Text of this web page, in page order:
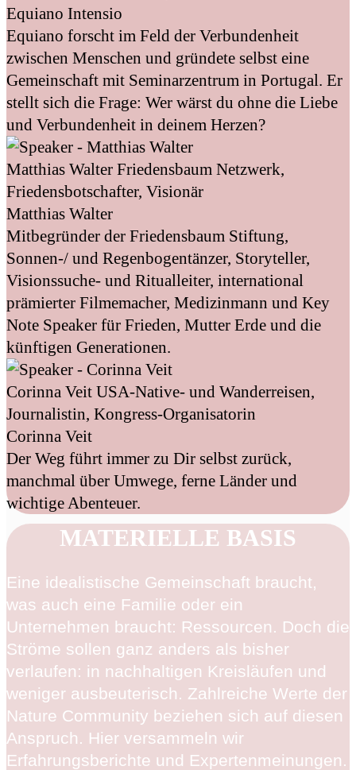
Equiano Intensio
Equiano forscht im Feld der Verbundenheit
zwischen Menschen und gründete selbst eine
Gemeinschaft mit Seminarzentrum in Portugal. Er
stellt sich die Frage: Wer wärst du ohne die Liebe
und Verbundenheit in deinem Herzen?
Matthias Walter Friedensbaum Netzwerk,
Friedensbotschafter, Visionär
Matthias Walter
Mitbegründer der Friedensbaum Stiftung,
Sonnen-/ und Regenbogentänzer, Storyteller,
Visionssuche- und Ritualleiter, international
prämierter Filmemacher, Medizinmann und Key
Note Speaker für Frieden, Mutter Erde und die
künftigen Generationen.
Corinna Veit USA-Native- und Wanderreisen,
Journalistin, Kongress-Organisatorin
Corinna Veit
Der Weg führt immer zu Dir selbst zurück,
manchmal über Umwege, ferne Länder und
wichtige Abenteuer.
MATERIELLE BASIS
Eine idealistische Gemeinschaft braucht,
was auch eine Familie oder ein
Unternehmen braucht: Ressourcen. Doch die
Ströme sollen ganz anders als bisher
verlaufen: in nachhaltigen Kreisläufen und
weniger ausbeuterisch. Zahlreiche Werte der
Nature Community beziehen sich auf diesen
Anspruch. Hier versammeln wir
Erfahrungsberichte und Expertenmeinungen.